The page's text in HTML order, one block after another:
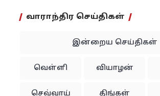
வாராந்திர செய்திகள்
இன்றைய செய்திகள்
வெள்ளி வியாழன்
செவ்வாய் திங்கள்